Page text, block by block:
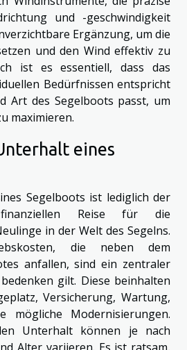
und -geschwindigkeit
Ergänzung, um die
und den Wind effektiv zu
ist es essentiell, dass das
Bedürfnissen entspricht
Art des Segelboots passt, um
maximieren.
eines
Segelboots ist lediglich der
Reise für die
in der Welt des Segelns.
die neben dem
anfallen, sind ein zentraler
gilt. Diese beinhalten
Versicherung, Wartung,
mögliche Modernisierungen.
Unterhalt können je nach